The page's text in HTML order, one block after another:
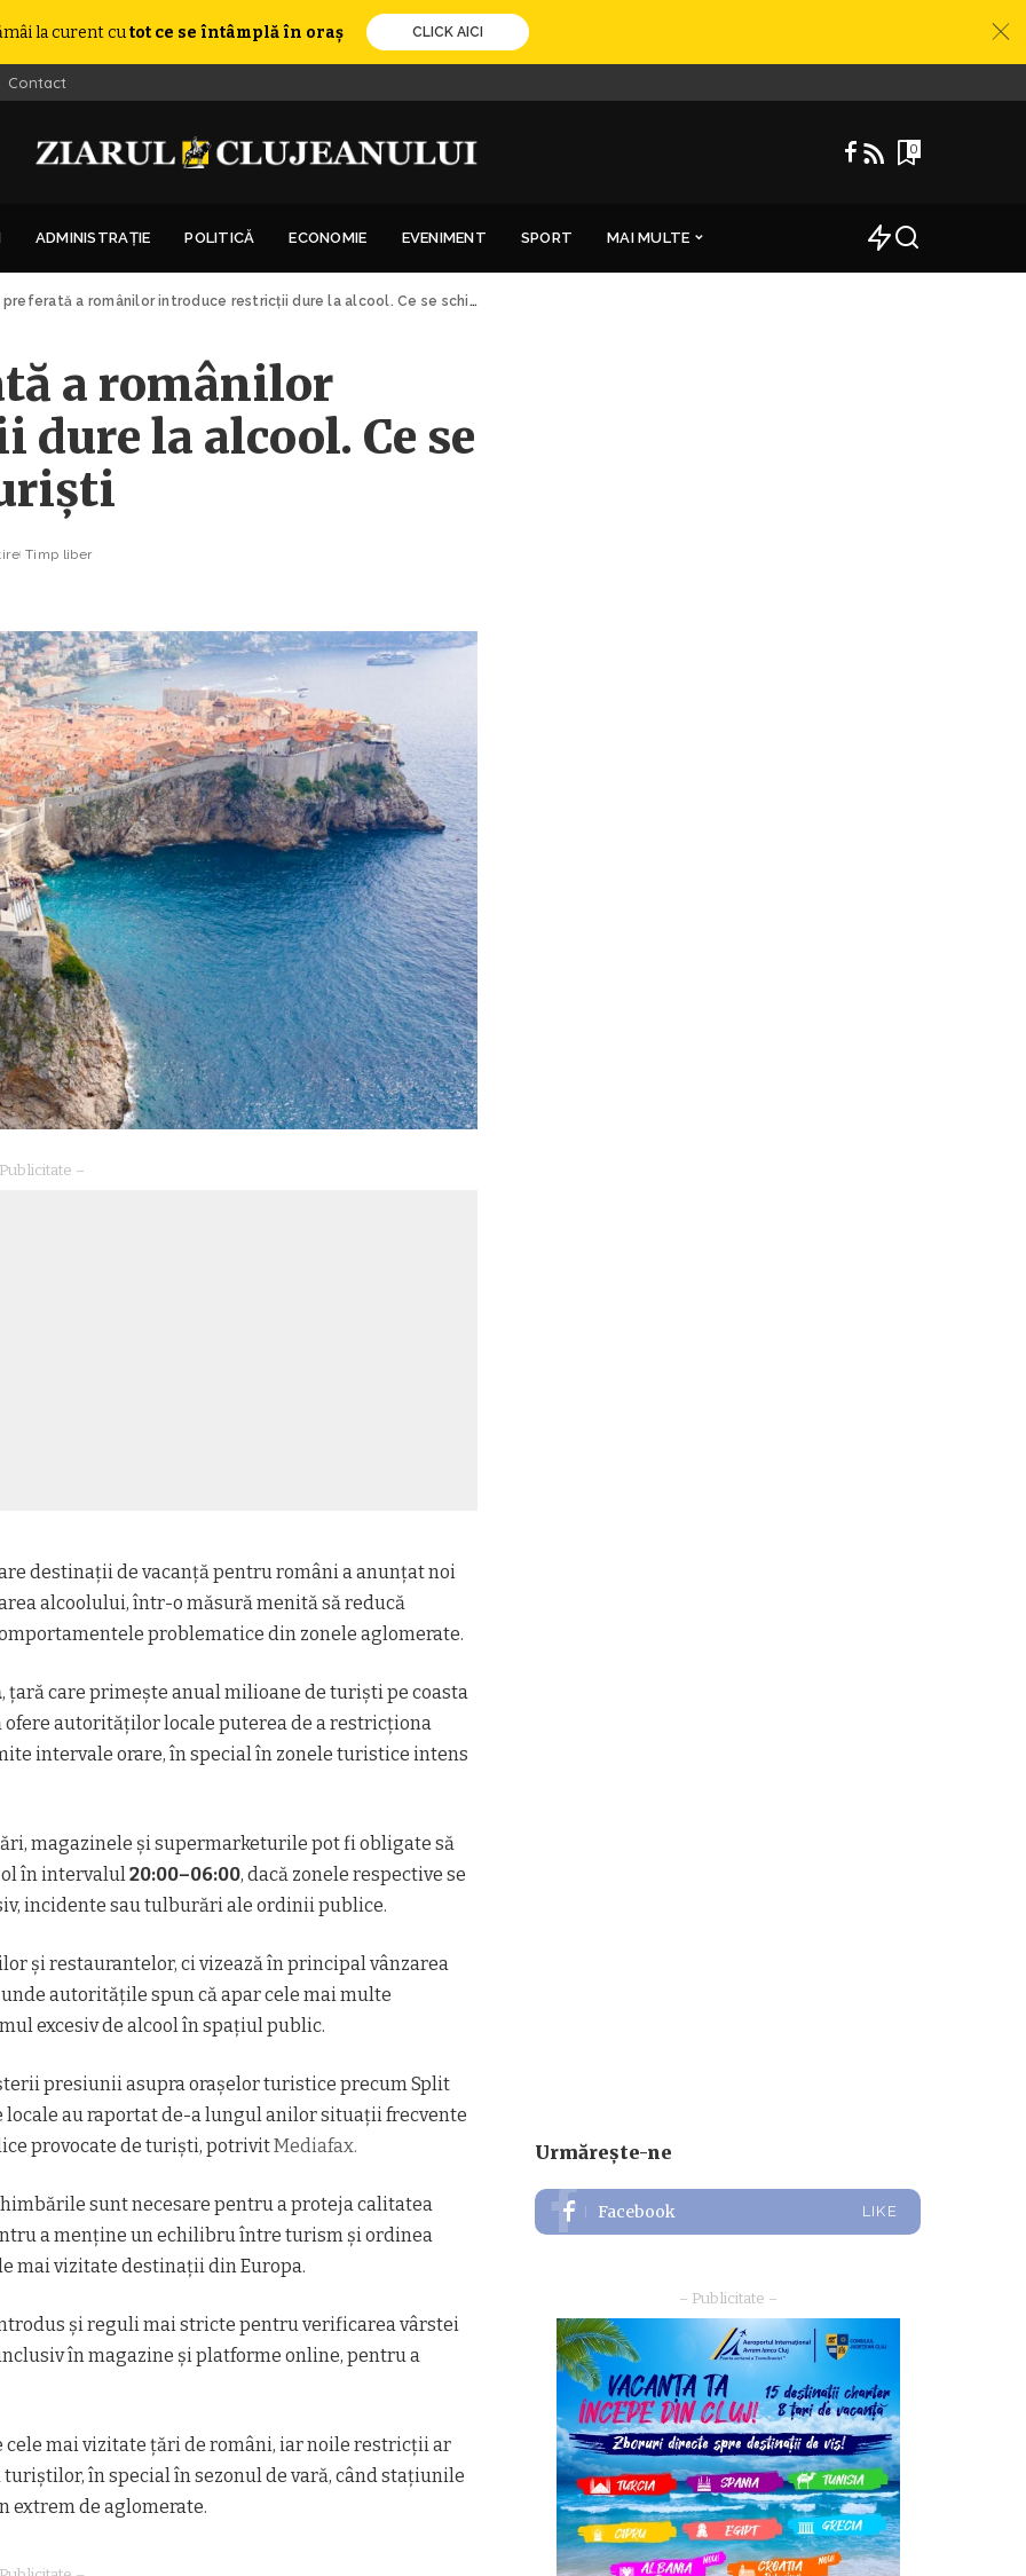
la curent cutot ce se întâmplă în oraș CLICK AICI
Contact
0
ADMINISTRAȚIE POLITICĂ ECONOMIE EVENIMENT SPORT MAI MULTE
a românilor introduce restricții dure la alcool. Ce se schimbă pentru turiști
a românilor
la alcool. Ce se
Timp liber
–
destinații de vacanță pentru români a anunțat noi
alcoolului, într-o măsură menită să reducă
problematice din zonele aglomerate.
, țară care primește anual milioane de turiști pe coasta
ofere autorităților locale puterea de a restricționa
intervale orare, în special în zonele turistice intens
magazinele și supermarketurile pot fi obligate să
în intervalul20:00–06:00, dacă zonele respective se
incidente sau tulburări ale ordinii publice.
și restaurantelor, ci vizează în principal vânzarea
autoritățile spun că apar cele mai multe
excesiv de alcool în spațiul public.
presiunii asupra orașelor turistice precum Split
locale au raportat de-a lungul anilor situații frecvente
provocate de turiști, potrivitMediafax.
sunt necesare pentru a proteja calitatea
a menține un echilibru între turism și ordinea
mai vizitate destinații din Europa.
și reguli mai stricte pentru verificarea vârstei
în magazine și platforme online, pentru a
cele mai vizitate țări de români, iar noile restricții ar
în special în sezonul de vară, când stațiunile
extrem de aglomerate.
Urmărește-ne
Facebook LIKE
– Publicitate –